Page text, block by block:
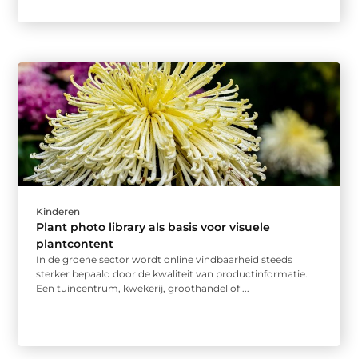
Kinderen
Plant photo library als basis voor visuele
plantcontent
In de groene sector wordt online vindbaarheid steeds
sterker bepaald door de kwaliteit van productinformatie.
Een tuincentrum, kwekerij, groothandel of ...